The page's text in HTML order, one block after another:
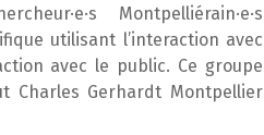
Montpelliérain·e·s
utilisant l’interaction avec
avec le public. Ce groupe
Charles Gerhardt Montpellier